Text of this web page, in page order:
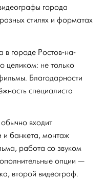
города
стилях и форматах
в городе Ростов-на-
целиком: не только
Благодарности
специалиста
входит
и банкета, монтаж
работа со звуком
опции —
второй видеограф.